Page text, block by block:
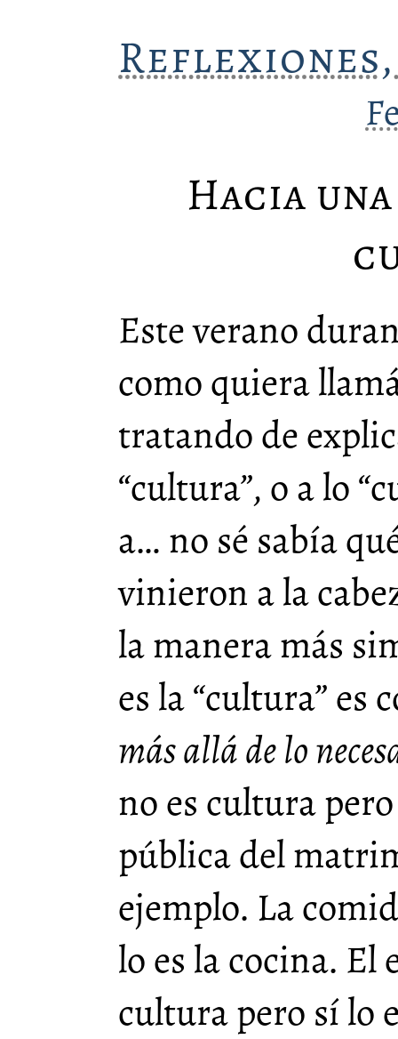
Hacia
Este verano
como quiera
tratando de
“cultura”, o a lo
a… no sé sabía
vinieron a la
la manera más
es la “cultura” es
más allá de lo
no es cultura
pública del
ejemplo. La
lo es la cocina.
cultura pero sí lo